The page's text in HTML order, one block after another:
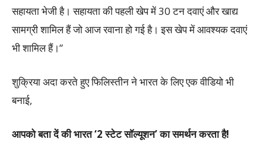
सहायता भेजी है। सहायता की पहली खेप में 30 टन दवाएं और खाद्य
सामग्री शामिल हैं जो आज रवाना हो गई है। इस खेप में आवश्यक दवाएं
भी शामिल हैं।”
शुक्रिया अदा करते हुए फिलिस्तीन ने भारत के लिए एक वीडियो भी
बनाई,
आपको बता दें की भारत ‘2 स्टेट सॉल्यूशन’ का समर्थन करता है!